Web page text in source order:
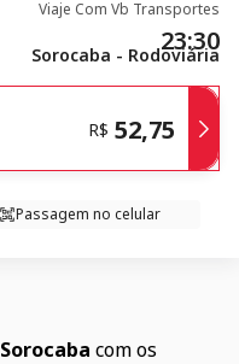
Viaje Com Vb Transportes
23:30
Sorocaba - Rodoviária
R$ 52,75
Passagem no celular
Sorocaba com os